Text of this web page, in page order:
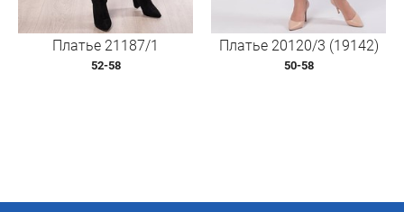
Платье 21187/1
52-58
Платье 20120/3 (19142)
50-58